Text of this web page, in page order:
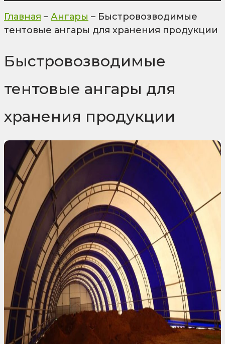
Главная – Ангары – Быстровозводимые
тентовые ангары для хранения продукции
Быстровозводимые
тентовые ангары для
хранения продукции